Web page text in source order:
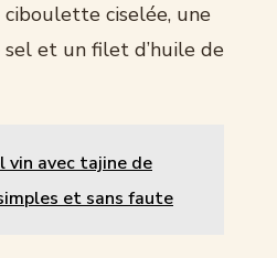
ciselée, une
et un filet d’huile de
vin avec tajine de
et sans faute